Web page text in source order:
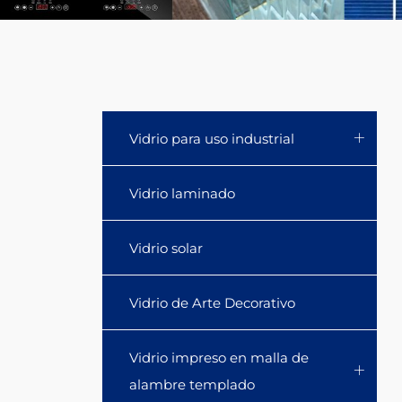
textured;
borosilicate
Vidrio para uso industrial
Vidrio laminado
Vidrio solar
Vidrio de Arte Decorativo
Vidrio impreso en malla de
alambre templado